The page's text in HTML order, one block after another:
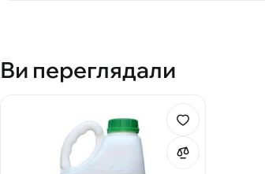
Ви переглядали